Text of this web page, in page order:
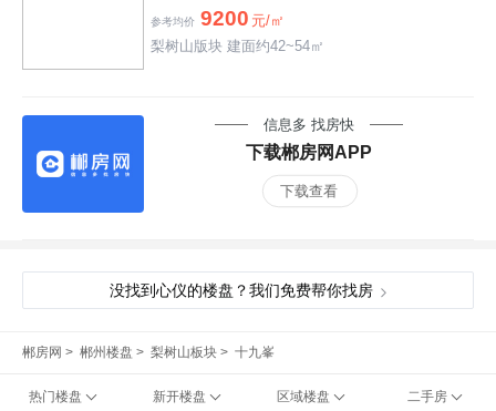
参考均价 9200 元/㎡
梨树山版块 建面约42~54㎡
信息多 找房快
下载郴房网APP
下载查看
没找到心仪的楼盘？我们免费帮你找房
郴房网 > 郴州楼盘 > 梨树山板块 > 十九峯
热门楼盘 新开楼盘 区域楼盘 二手房